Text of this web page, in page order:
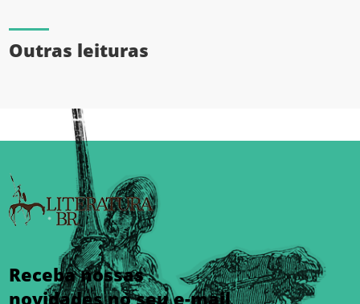
Outras leituras
Receba nossas
novidades no seu e-mail